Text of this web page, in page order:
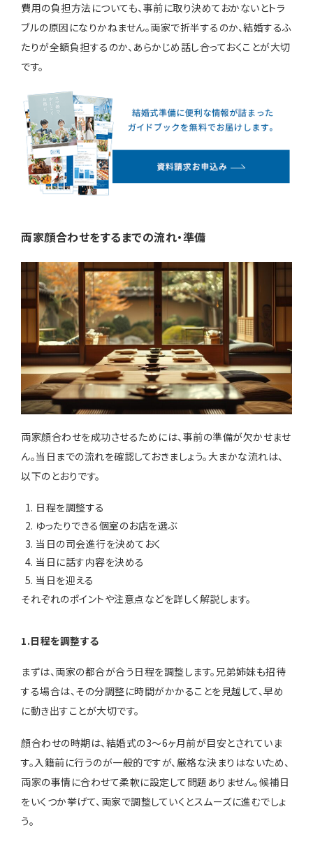
費用の負担方法についても、事前に取り決めておかないとトラ
ブルの原因になりかねません。両家で折半するのか、結婚するふ
たりが全額負担するのか、あらかじめ話し合っておくことが大切
です。
両家顔合わせをするまでの流れ・準備
両家顔合わせを成功させるためには、事前の準備が欠かせませ
ん。当日までの流れを確認しておきましょう。大まかな流れは、
以下のとおりです。
日程を調整する
ゆったりできる個室のお店を選ぶ
当日の司会進行を決めておく
当日に話す内容を決める
当日を迎える
それぞれのポイントや注意点などを詳しく解説します。
1.日程を調整する
まずは、両家の都合が合う日程を調整します。兄弟姉妹も招待
する場合は、その分調整に時間がかかることを見越して、早め
に動き出すことが大切です。
顔合わせの時期は、結婚式の3〜6ヶ月前が目安とされていま
す。入籍前に行うのが一般的ですが、厳格な決まりはないため、
両家の事情に合わせて柔軟に設定して問題ありません。候補日
をいくつか挙げて、両家で調整していくとスムーズに進むでしょ
う。